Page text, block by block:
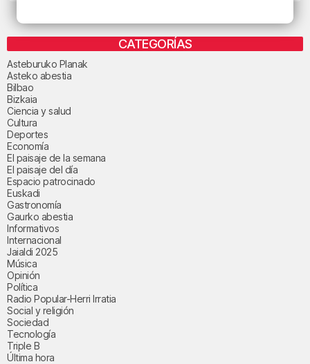
CATEGORÍAS
Asteburuko Planak
Asteko abestia
Bilbao
Bizkaia
Ciencia y salud
Cultura
Deportes
Economía
El paisaje de la semana
El paisaje del día
Espacio patrocinado
Euskadi
Gastronomía
Gaurko abestia
Informativos
Internacional
Jaialdi 2025
Música
Opinión
Política
Radio Popular-Herri Irratia
Social y religión
Sociedad
Tecnología
Triple B
Última hora